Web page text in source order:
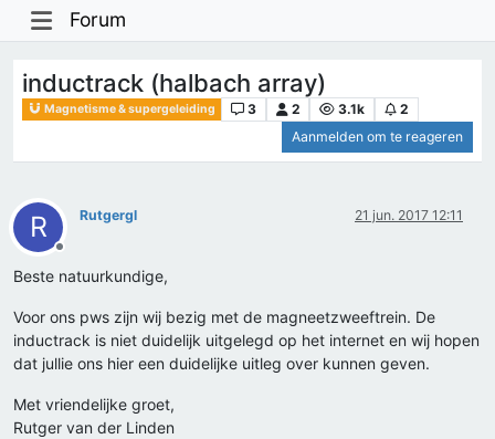
Forum
inductrack (halbach array)
Magnetisme & supergeleiding 3 2 3.1k
2
Aanmelden om te reageren
R
Offline
Rutgergl 21 jun. 2017 12:11
Beste natuurkundige,
Voor ons pws zijn wij bezig met de magneetzweeftrein. De
inductrack is niet duidelijk uitgelegd op het internet en wij hopen
dat jullie ons hier een duidelijke uitleg over kunnen geven.
Met vriendelijke groet,
Rutger van der Linden